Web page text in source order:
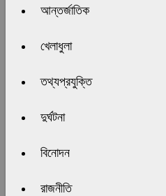
আন্তর্জাতিক
খেলাধুলা
তথ্যপ্রযুক্তি
দুর্ঘটনা
বিনোদন
রাজনীতি